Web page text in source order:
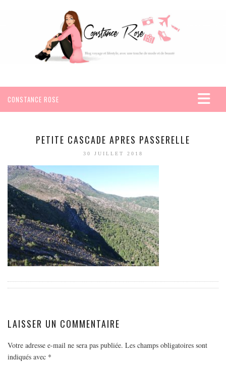
CONSTANCE ROSE
VOYAGES
EGYPTE
SEYCHELLES
AMÉRIQUE
MEXIQUE
EUROPE
ESPAGNE
FRANCE
PAYS BAS
RÉPUBLIQUE TCHÈQUE
OCÉANIE
PETITE CASCADE APRES PASSERELLE
30 JUILLET 2018
LAISSER UN COMMENTAIRE
Votre adresse e-mail ne sera pas publiée. Les champs obligatoires sont
indiqués avec *